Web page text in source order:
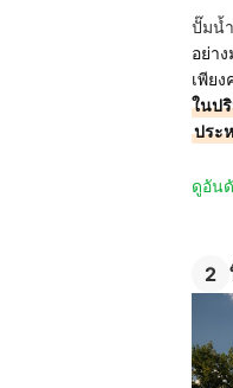
ปั๊มน้
อย่า
เพีย
ในป
ประ
ดูอัน
2